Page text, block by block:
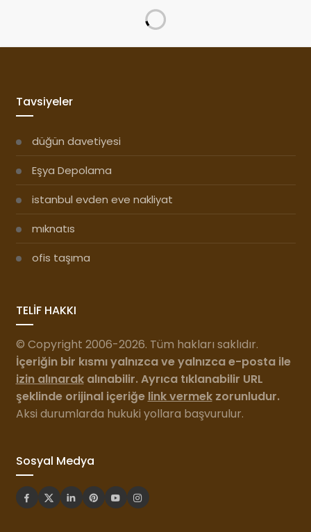
Tavsiyeler
düğün davetiyesi
Eşya Depolama
istanbul evden eve nakliyat
mıknatıs
ofis taşıma
TELİF HAKKI
© Copyright 2006-2026. Tüm hakları saklıdır.
İçeriğin bir kısmı yalnızca ve yalnızca e-posta ile
izin alınarakalınabilir. Ayrıca tıklanabilir URL
şeklinde orijinal içeriğe link vermekzorunludur.
Aksi durumlarda hukuki yollara başvurulur.
Sosyal Medya